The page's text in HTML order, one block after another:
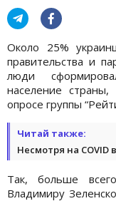
Около 25%
правительства и
люди
население
опросе группы
Читай также:
Несмотря на COVID
Так, больше
Владимиру